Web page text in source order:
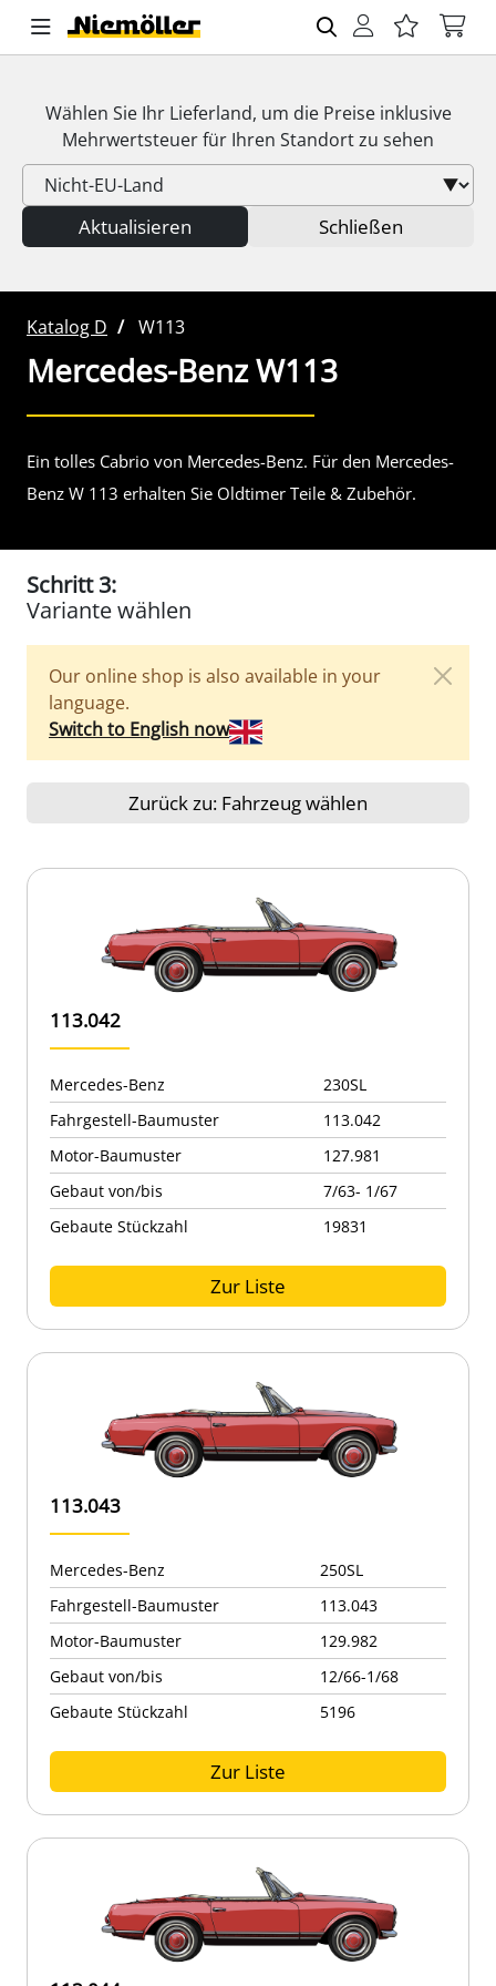
Wählen Sie Ihr Lieferland, um die Preise inklusive
Mehrwertsteuerfür Ihren Standort zu sehen
Aktualisieren Schließen
Katalog D W113
Mercedes-BenzW113
Ein tolles Cabrio von Mercedes-Benz. Für den Mercedes-
Benz W 113 erhalten Sie Oldtimer Teile & Zubehör.
Schritt 3:
Variante wählen
Our online shop is also available in your
language.
Switch to English now
Zurück zu: Fahrzeug wählen
113.042
Mercedes-Benz
230SL
Fahrgestell-Baumuster
113.042
Motor-Baumuster
127.981
Gebaut von/bis
7/63- 1/67
Gebaute Stückzahl
19831
Zur Liste
113.043
Mercedes-Benz
250SL
Fahrgestell-Baumuster
113.043
Motor-Baumuster
129.982
Gebaut von/bis
12/66-1/68
Gebaute Stückzahl
5196
Zur Liste